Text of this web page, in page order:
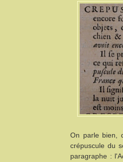
On parle bien,
crépuscule du
paragraphe :